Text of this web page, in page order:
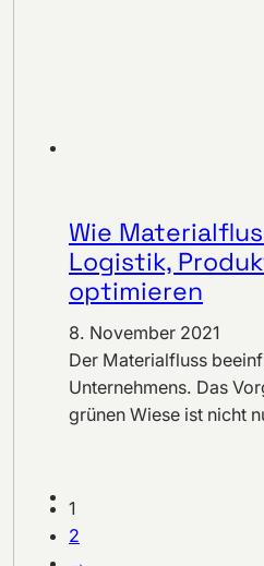
Wie
Logistik,
optimieren
8. November 2021
Der Materialfluss
Unternehmens. Das
grünen Wiese ist nicht
1
2